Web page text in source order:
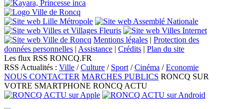
Mentions légales | Protection des
données personnelles | Assistance | Crédits | Plan du site
Les flux RSS RONCQ.FR
RSS Actualités : Ville /Culture / Sport /Cinéma /Economie
NOUS CONTACTER MARCHES PUBLICS RONCQ SUR
VOTRE SMARTPHONE RONCQ ACTU